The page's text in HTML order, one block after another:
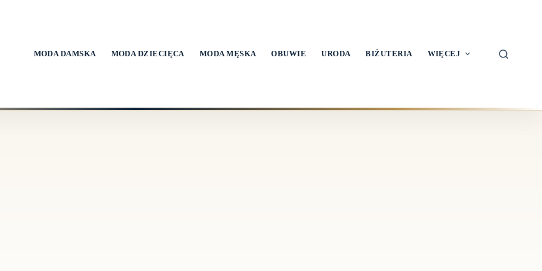
MODA DAMSKA MODA DZIECIĘCA MODA MĘSKA OBUWIE URODA BIŻUTERIA WIĘCEJ